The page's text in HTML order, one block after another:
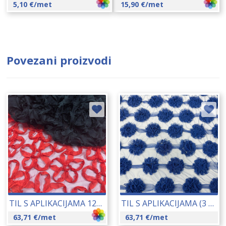
5,10 €/met 15,90 €/met
Povezani proizvodi
TIL S APLIKACIJAMA 125 CM 09789
63,71 €/met
TIL S APLIKACIJAMA (3 BLUE) 155 CM 09784
63,71 €/met